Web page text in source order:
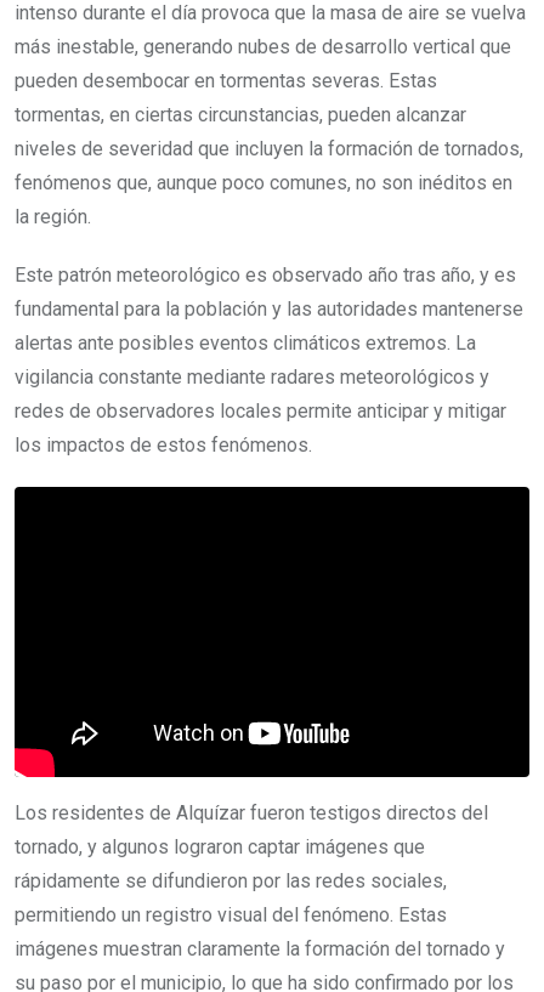
intenso durante el día provoca que la masa de aire se vuelva
más inestable, generando nubes de desarrollo vertical que
pueden desembocar en tormentas severas. Estas
tormentas, en ciertas circunstancias, pueden alcanzar
niveles de severidad que incluyen la formación de tornados,
fenómenos que, aunque poco comunes, no son inéditos en
la región.
Este patrón meteorológico es observado año tras año, y es
fundamental para la población y las autoridades mantenerse
alertas ante posibles eventos climáticos extremos. La
vigilancia constante mediante radares meteorológicos y
redes de observadores locales permite anticipar y mitigar
los impactos de estos fenómenos.
Los residentes de Alquízar fueron testigos directos del
tornado, y algunos lograron captar imágenes que
rápidamente se difundieron por las redes sociales,
permitiendo un registro visual del fenómeno. Estas
imágenes muestran claramente la formación del tornado y
su paso por el municipio, lo que ha sido confirmado por los